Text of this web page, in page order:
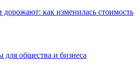
как изменилась стоимость
общества и бизнеса